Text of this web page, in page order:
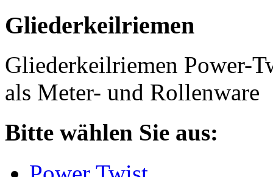
Gliederkeilriemen
Gliederkeilriemen Power-
als Meter- und Rollenware
Bitte wählen Sie aus: